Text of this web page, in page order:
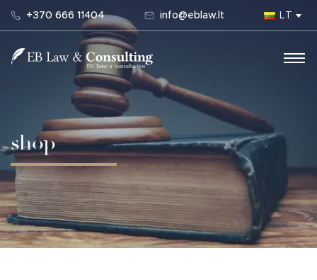
+370 666 11404 info@eblaw.lt LT
Main Navigation
shop